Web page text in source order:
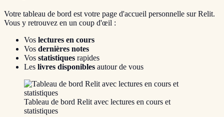
Votre tableau de bord est votre page d'accueil personnelle sur Relit.
Vous y retrouvez en un coup d'œil :
Vos lectures en cours
Vos dernières notes
Vos statistiques rapides
Les livres disponibles autour de vous
Tableau de bord Relit avec lectures en cours et
statistiques